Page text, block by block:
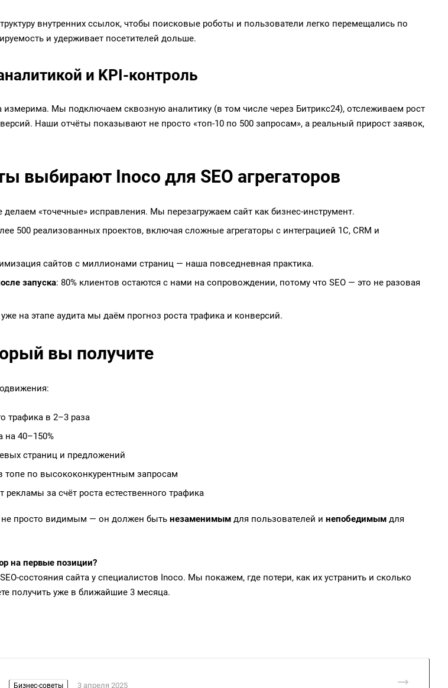
внутренних ссылок, чтобы поисковые роботы и пользователи легко перемещались по
и удерживает посетителей дольше.
и KPI-контроль
измерима. Мы подключаем сквозную аналитику (в том числе через Битрикс24), отслеживаем рост
Наши отчёты показывают не просто «топ-10 по 500 запросам», а реальный прирост заявок,
выбирают Inoco для SEO агрегаторов
«точечные» исправления. Мы перезагружаем сайт как бизнес-инструмент.
500 реализованных проектов, включая сложные агрегаторы с интеграцией 1С, CRM и
сайтов с миллионами страниц — наша повседневная практика.
запуска: 80% клиентов остаются с нами на сопровождении, потому что SEO — это не разовая
уже на этапе аудита мы даём прогноз роста трафика и конверсий.
вы получите
трафика в 2–3 раза
на 40–150%
страниц и предложений
топе по высококонкурентным запросам
за счёт роста естественного трафика
не просто видимым — он должен быть незаменимым для пользователей и непобедимым для
на первые позиции?
состояния сайта у специалистов Inoco. Мы покажем, где потери, как их устранить и сколько
получить уже в ближайшие 3 месяца.
Бизнес-советы 3 апреля 2025